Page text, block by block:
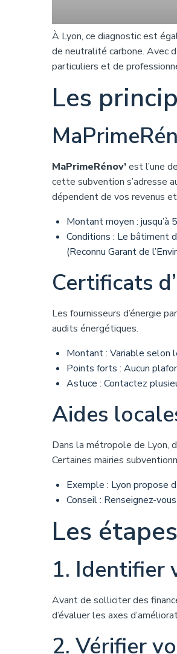
À Lyon, ce diagnostic est
de neutralité carbone. Avec
particuliers et de
Les
MaPrimeRénov’est l’une
cette subvention s’adresse
dépendent de vos revenus
Montant moyen : jusqu’à
Conditions : Le bâtiment
(Reconnu Garant de
Certificats
Les fournisseurs d’énergie
audits énergétiques.
Montant : Variable selon
Points forts : Aucun
Astuce : Contactez
Aides
Dans la métropole de Lyon,
Certaines mairies
Exemple : Lyon propose
Conseil : Renseignez-
Les
1. Identifier
Avant de solliciter des
d’évaluer les axes
2. Vérifier